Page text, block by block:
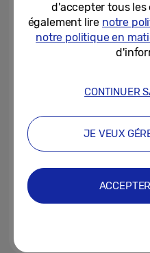
d'accepter tous les
également lire notre
notre politique en
CONTINUER
JE VEUX